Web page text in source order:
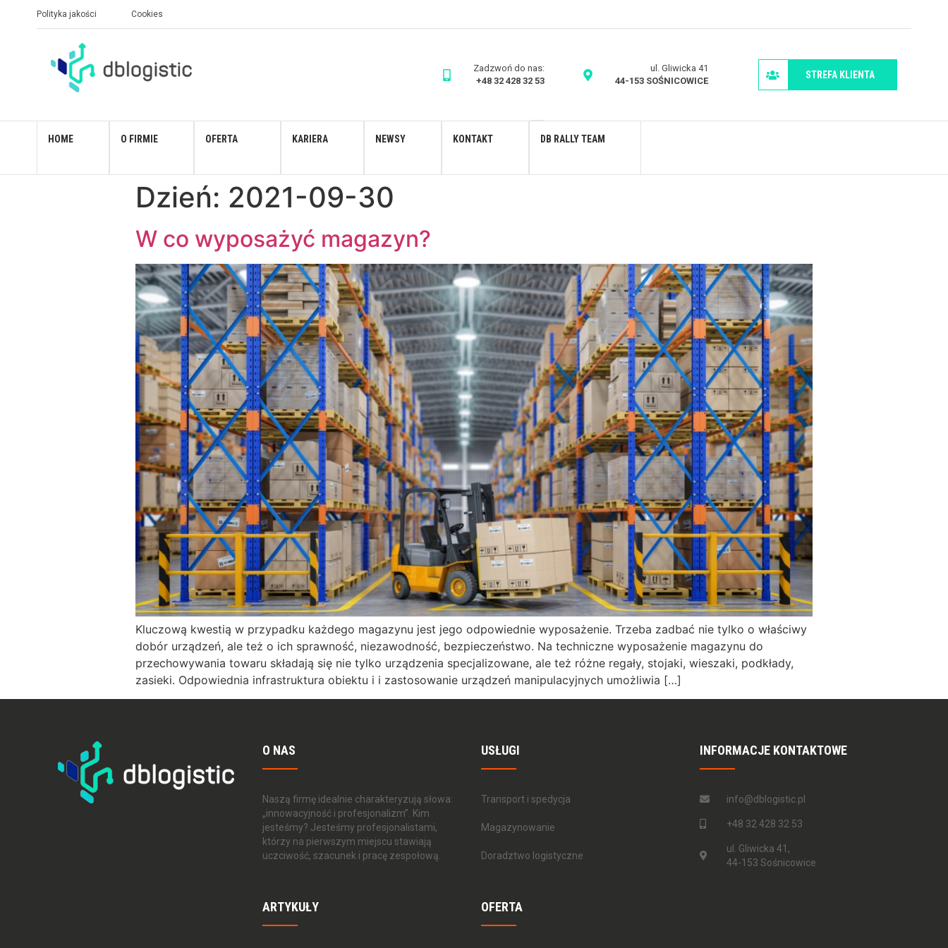
Polityka jakości Cookies
Zadzwoń do nas:
+48 32 428 32 53
ul. Gliwicka 41
44-153 SOŚNICOWICE
STREFA KLIENTA
HOME O FIRMIE OFERTA KARIERA NEWSY KONTAKT DB RALLY TEAM
Dzień: 2021-09-30
W co wyposażyć magazyn?
Kluczową kwestią w przypadku każdego magazynu jest jego odpowiednie wyposażenie. Trzeba zadbać nie tylko o właściwy
dobór urządzeń, ale też o ich sprawność, niezawodność, bezpieczeństwo. Na techniczne wyposażenie magazynu do
przechowywania towaru składają się nie tylko urządzenia specjalizowane, ale też różne regały, stojaki, wieszaki, podkłady,
zasieki. Odpowiednia infrastruktura obiektu i i zastosowanie urządzeń manipulacyjnych umożliwia […]
O NAS
Naszą firmę idealnie charakteryzują słowa:
„innowacyjność i profesjonalizm”. Kim
jesteśmy? Jesteśmy profesjonalistami,
którzy na pierwszym miejscu stawiają
uczciwość, szacunek i pracę zespołową.
USŁUGI
Transport i spedycja
Magazynowanie
Doradztwo logistyczne
INFORMACJE KONTAKTOWE
info@dblogistic.pl
+48 32 428 32 53
ul. Gliwicka 41,
44-153 Sośnicowice
ARTYKUŁY OFERTA